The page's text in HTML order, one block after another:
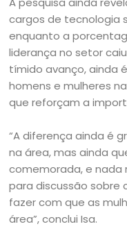
cargos de tecnologia
enquanto a
liderança no setor
tímido avanço, ainda
homens e mulheres
que reforçam a
“A diferença ainda é
na área, mas ainda
comemorada, e nada
para discussão sobre
fazer com que as
área”, conclui Isa.